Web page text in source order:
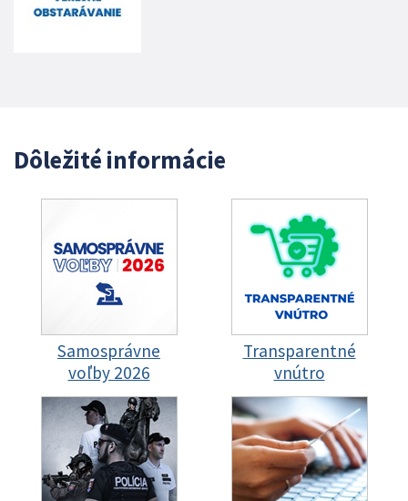
Dôležité informácie
Samosprávne
voľby 2026
Transparentné
vnútro